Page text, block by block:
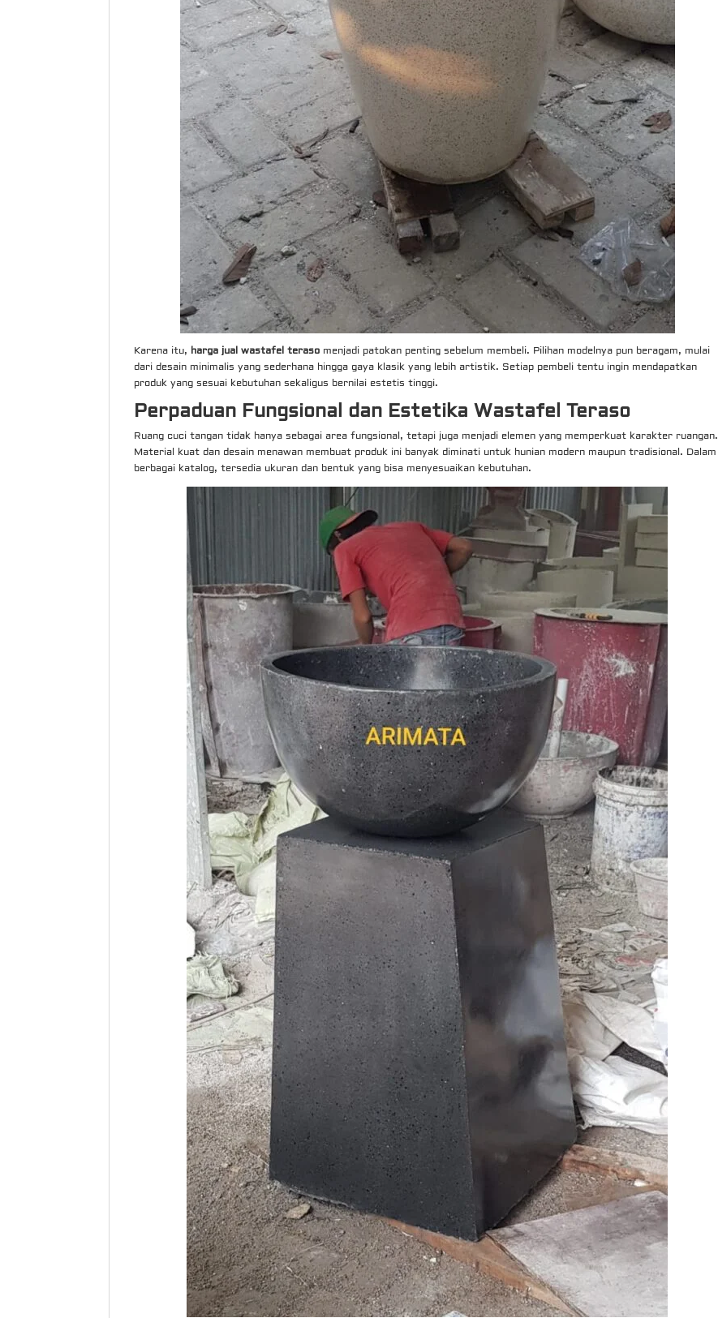
Karena itu, harga jual wastafel teraso menjadi patokan penting sebelum membeli. Pilihan modelnya pun beragam, mulai
dari desain minimalis yang sederhana hingga gaya klasik yang lebih artistik. Setiap pembeli tentu ingin mendapatkan
produk yang sesuai kebutuhan sekaligus bernilai estetis tinggi.
Perpaduan Fungsional dan Estetika Wastafel Teraso
Ruang cuci tangan tidak hanya sebagai area fungsional, tetapi juga menjadi elemen yang memperkuat karakter ruangan.
Material kuat dan desain menawan membuat produk ini banyak diminati untuk hunian modern maupun tradisional. Dalam
berbagai katalog, tersedia ukuran dan bentuk yang bisa menyesuaikan kebutuhan.